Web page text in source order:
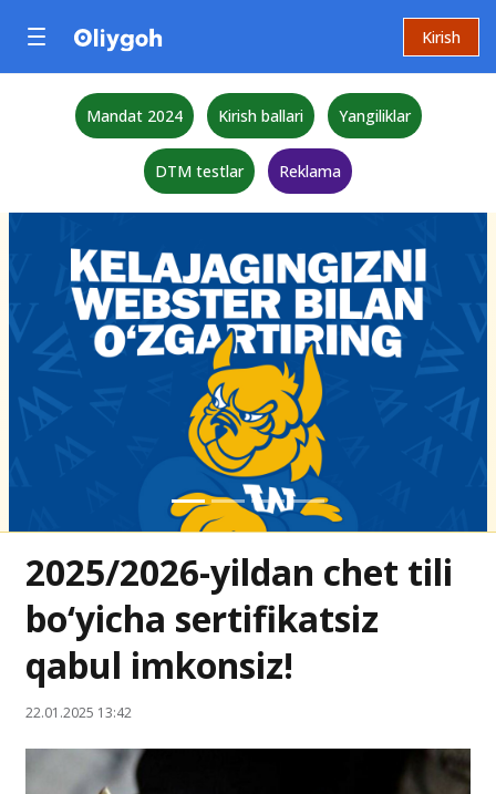
Kirish
Mandat 2024 Kirish ballari Yangiliklar
DTM testlar Reklama
2025/2026-yildan chet tili
bo‘yicha sertifikatsiz
qabul imkonsiz!
22.01.2025 13:42